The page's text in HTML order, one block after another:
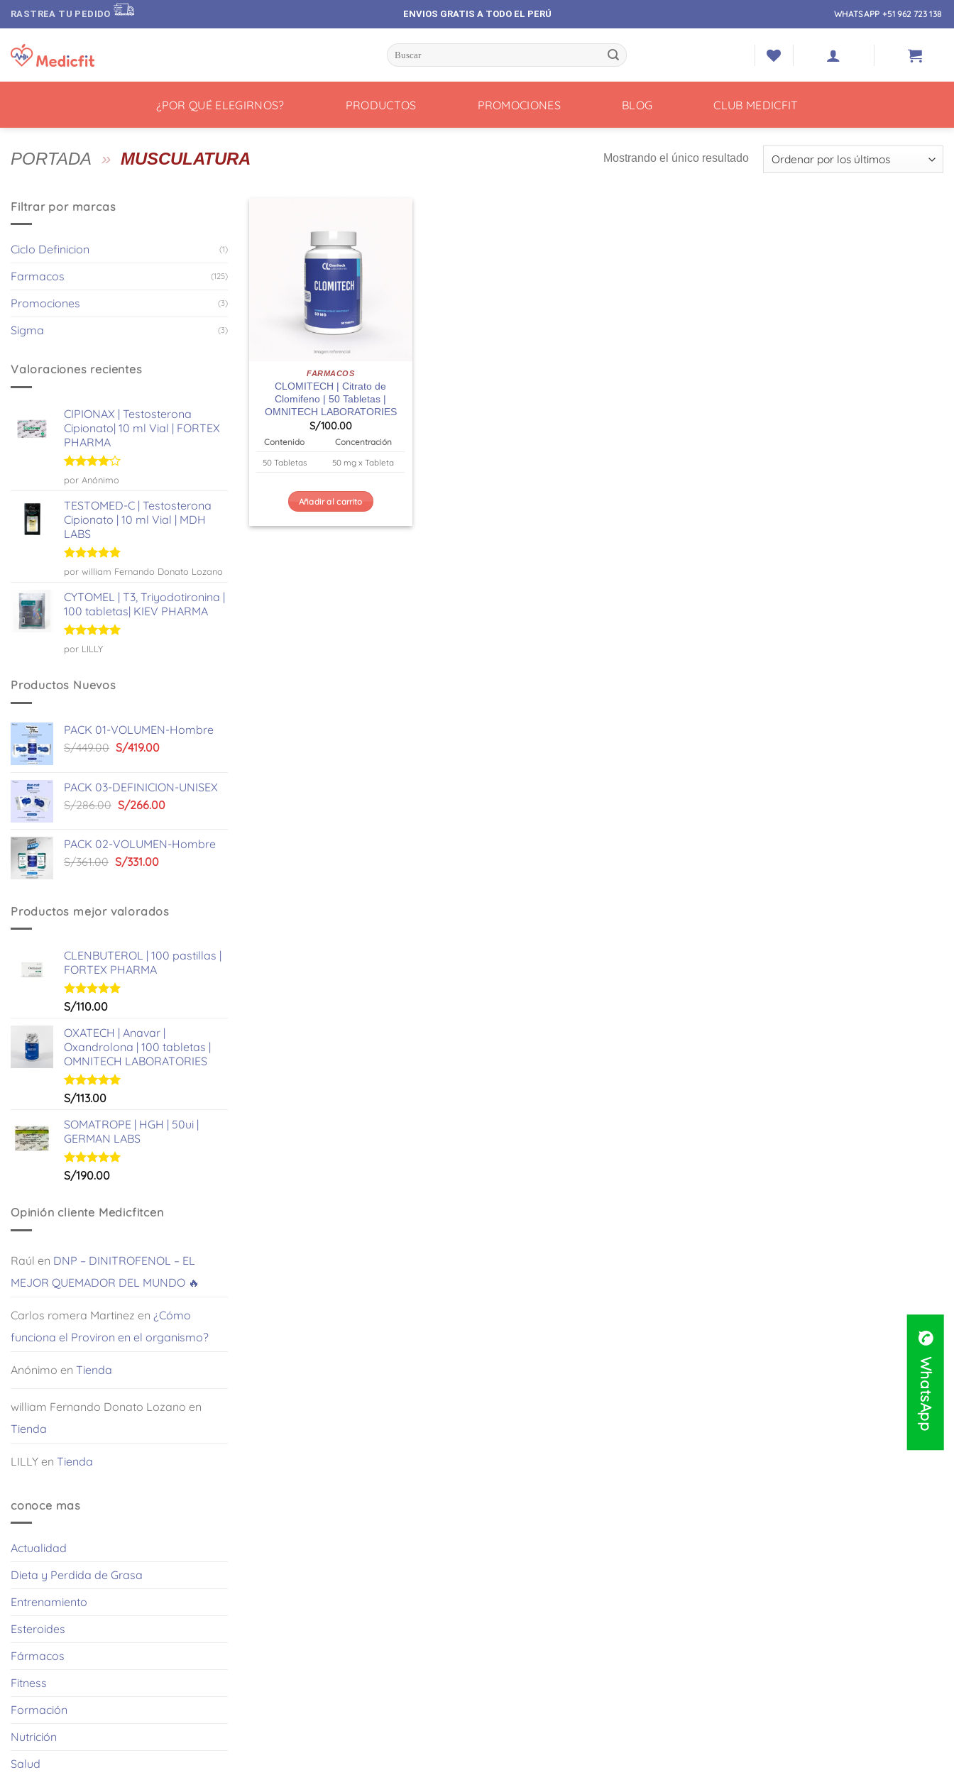
Saltar
al
contenido
RASTREA TU PEDIDO ENVIOS GRATIS A TODO EL PERÚ WHATSAPP +51 962 723 138
Buscar
por:
¿POR QUÉ ELEGIRNOS? PRODUCTOS PROMOCIONES BLOG CLUB MEDICFIT
PORTADA » MUSCULATURA Mostrando el único resultado
Filtrar por marcas
Ciclo Definicion (1)
Farmacos (125)
Promociones (3)
Sigma (3)
Valoraciones recientes
CIPIONAX | Testosterona
Cipionato| 10 ml Vial | FORTEX
PHARMA
Valorado
con
5
por Anónimo
TESTOMED-C | Testosterona
Cipionato | 10 ml Vial | MDH
LABS
Valorado
con
por william Fernando Donato Lozano
CYTOMEL | T3, Triyodotironina |
100 tabletas| KIEV PHARMA
Valorado
con
por LILLY
Productos Nuevos
PACK 01-VOLUMEN-Hombre
S/449.00 El
era:
S/449.00.
S/419.00El
es:
S/419.00.
PACK 03-DEFINICION-UNISEX
S/286.00 El
era:
S/286.00.
S/266.00El
es:
PACK 02-VOLUMEN-Hombre
S/361.00 El
era:
S/361.00.
S/331.00El
S/331.00.
Productos mejor valorados
CLENBUTEROL | 100 pastillas |
FORTEX PHARMA
Valorado
de 5
S/110.00
OXATECH | Anavar |
Oxandrolona | 100 tabletas |
OMNITECH LABORATORIES
Valorado
de 5
S/113.00
SOMATROPE | HGH | 50ui |
GERMAN LABS
Valorado
S/190.00
Opinión cliente Medicfitcen
Raúl en DNP – DINITROFENOL – EL
MEJOR QUEMADOR DEL MUNDO 🔥
Carlos romera Martinez en ¿Cómo
funciona el Proviron en el organismo?
Anónimo en Tienda
william Fernando Donato Lozano en
Tienda
LILLY en Tienda
conoce mas
Actualidad
Dieta y Perdida de Grasa
Entrenamiento
Esteroides
Fármacos
Fitness
Formación
Nutrición
Salud
FARMACOS
CLOMITECH | Citrato de
Clomifeno | 50 Tabletas |
OMNITECH LABORATORIES
S/100.00
Contenido
Concentración
50 Tabletas
50 mg x Tableta
Añadir al carrito
WhatsApp